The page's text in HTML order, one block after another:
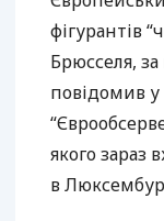
фігурантів
Брюсселя,
повідомив у
якого зараз
в